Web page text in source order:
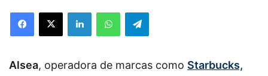
Alsea, operadora de marcas como Starbucks,